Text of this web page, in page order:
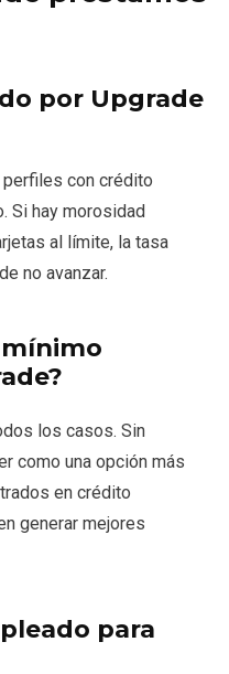
por Upgrade
con crédito
Si hay morosidad
al límite, la tasa
no avanzar.
los casos. Sin
como una opción más
en crédito
generar mejores
para